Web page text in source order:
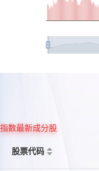
指数最新成分股
股票代码